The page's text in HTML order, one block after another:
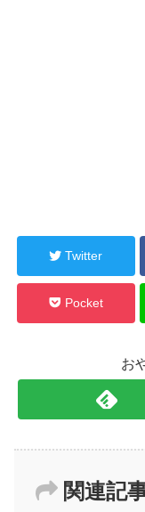
Twitter
Pocket
お
関連記